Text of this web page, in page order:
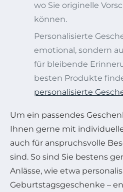
wo Sie originelle
können.
Personalisierte
emotional, sondern
für bleibende
besten Produkte
personalisierte
Um ein passendes
Ihnen gerne mit
auch für anspruchsvolle
sind. So sind Sie bestens
Anlässe, wie etwa
Geburtstagsgeschenke –